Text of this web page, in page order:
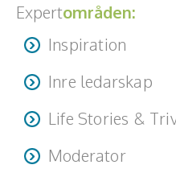
Expertområden:
Inspiration
Inre ledarskap
Life Stories &
Moderator